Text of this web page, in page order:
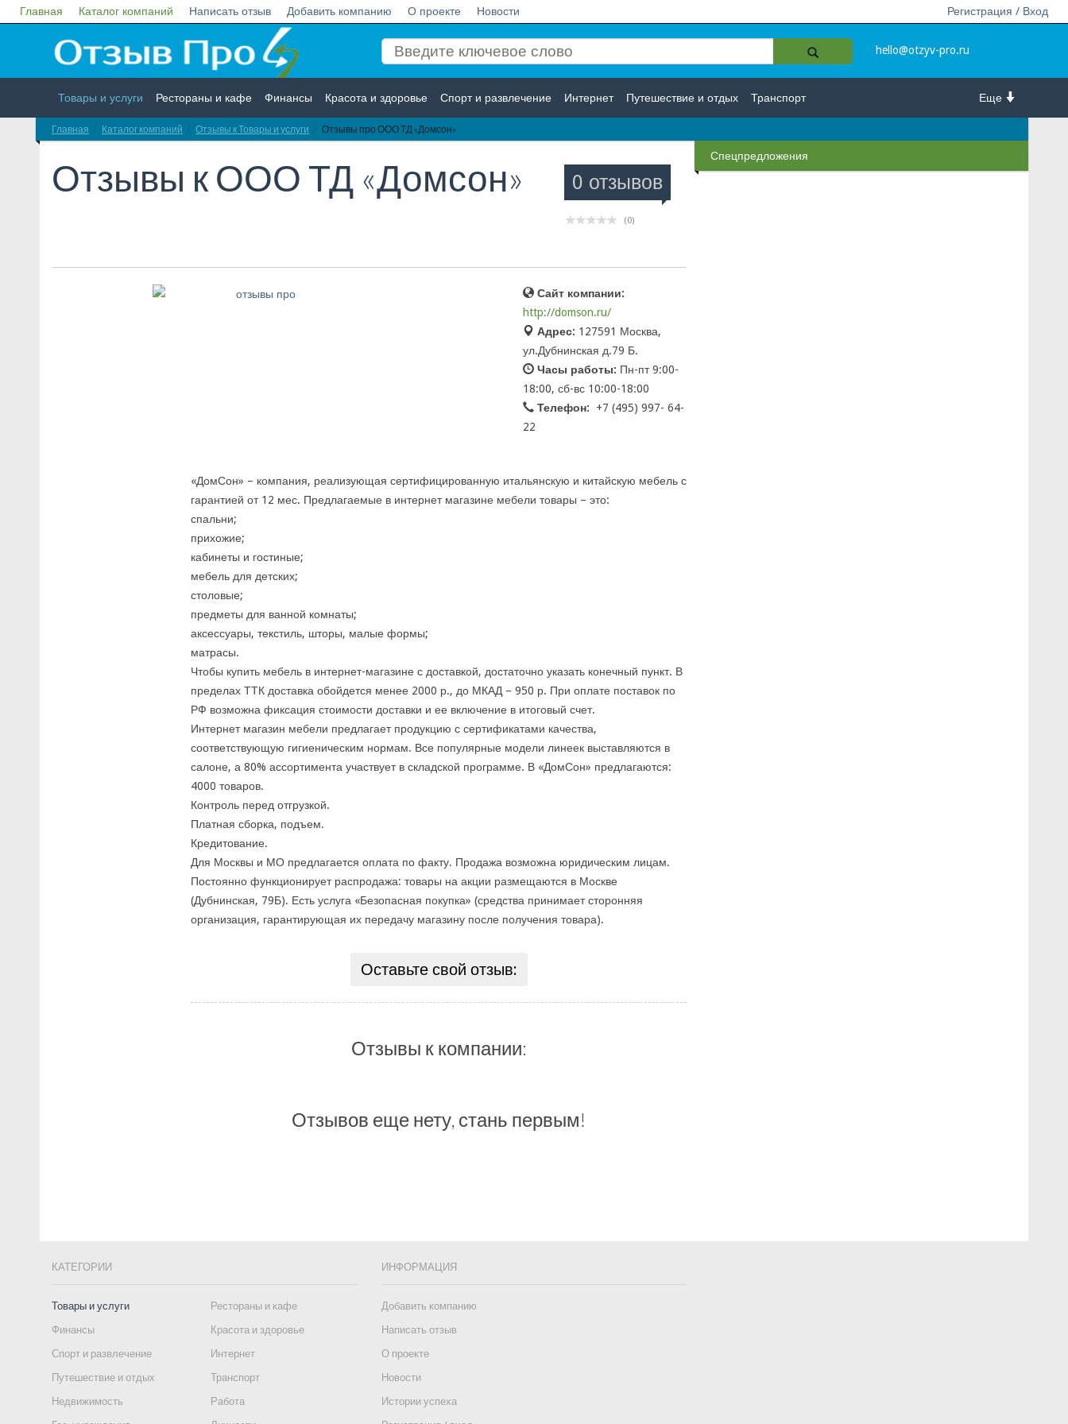
Главная Каталог компаний Написать отзыв Добавить компанию О проекте Новости Регистрация / Вход
hello@otzyv-pro.ru
Еще
Товары и услуги Рестораны и кафе Финансы Красота и здоровье Спорт и развлечение Интернет Путешествие и отдых Транспорт
Недвижимость Работа Гос. учреждения Личности Логистика Страхование
Главная Каталог компаний Отзывы к Товары и услуги Отзывы про ООО ТД «Домсон»
0 отзывов
(0)
Отзывы к ООО ТД «Домсон»
Сайт компании:
http://domson.ru/
Адрес: 127591 Москва,
ул.Дубнинская д.79 Б.
Часы работы: Пн-пт 9:00-
18:00, сб-вс 10:00-18:00
Телефон:
+7 (495) 997- 64-
22
«ДомСон» – компания, реализующая сертифицированную итальянскую и китайскую мебель с
гарантией от 12 мес. Предлагаемые в интернет магазине мебели товары – это:
спальни;
прихожие;
кабинеты и гостиные;
мебель для детских;
столовые;
предметы для ванной комнаты;
аксессуары, текстиль, шторы, малые формы;
матрасы.
Чтобы купить мебель в интернет-магазине с доставкой, достаточно указать конечный пункт. В
пределах ТТК доставка обойдется менее 2000 р., до МКАД – 950 р. При оплате поставок по
РФ возможна фиксация стоимости доставки и ее включение в итоговый счет.
Интернет магазин мебели предлагает продукцию с сертификатами качества,
соответствующую гигиеническим нормам. Все популярные модели линеек выставляются в
салоне, а 80% ассортимента участвует в складской программе. В «ДомСон» предлагаются:
4000 товаров.
Контроль перед отгрузкой.
Платная сборка, подъем.
Кредитование.
Для Москвы и МО предлагается оплата по факту. Продажа возможна юридическим лицам.
Постоянно функционирует распродажа: товары на акции размещаются в Москве
(Дубнинская, 79Б). Есть услуга «Безопасная покупка» (средства принимает сторонняя
организация, гарантирующая их передачу магазину после получения товара).
Оставьте свой отзыв:
Отзывы к компании:
Отзывов еще нету, стань первым!
Спецпредложения
КАТЕГОРИИ
Товары и услуги
Рестораны и кафе
Финансы
Красота и здоровье
Спорт и развлечение
Интернет
Путешествие и отдых
Транспорт
Недвижимость
Работа
ИНФОРМАЦИЯ
Добавить компанию
Написать отзыв
О проекте
Новости
Истории успеха